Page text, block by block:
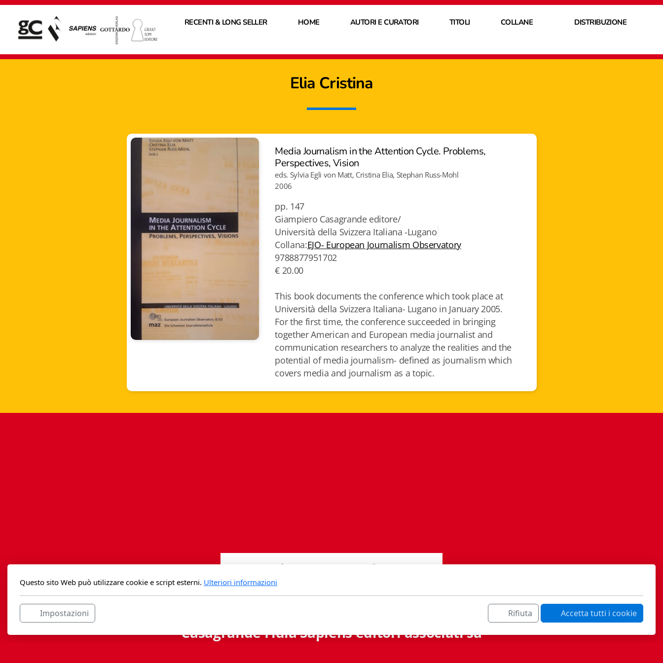
RECENTI & LONG SELLER HOME AUTORI E CURATORI TITOLI COLLANE DISTRIBUZIONE
Elia Cristina
Media Journalism in the Attention Cycle. Problems,
Perspectives, Vision
eds. Sylvia Egli von Matt, Cristina Elia, Stephan Russ-Mohl
2006
pp. 147
Giampiero Casagrande editore/
Università della Svizzera Italiana -Lugano
Collana:EJO- European Journalism Observatory
9788877951702
€ 20.00
This book documents the conference which took place at
Università della Svizzera Italiana- Lugano in January 2005.
For the first time, the conference succeeded in bringing
together American and European media journalist and
communication researchers to analyze the realities and the
potential of media journalism- defined as journalism which
covers media and journalism as a topic.
Casagrande Fidia Sapiens editori associati sa
Questo sito Web può utilizzare cookie e script esterni. Ulteriori informazioni
Impostazioni Rifiuta Accetta tutti i cookie